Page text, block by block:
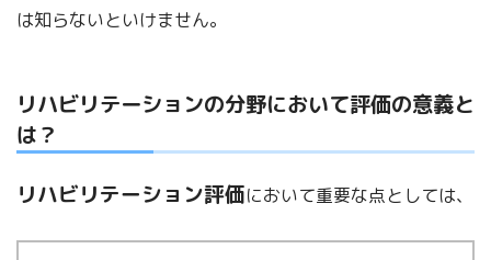
は知らないといけません。
リハビリテーションの分野において評価の意義と
は？
リハビリテーション評価において重要な点としては、